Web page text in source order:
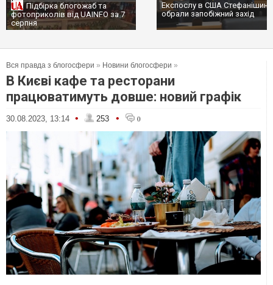
Підбірка блогожаб та
фотоприколів від UAINFO за 7
серпня
Експослу в США
обрали запобіжний захід
Вся правда з блогосфери » Новини блогосфери »
В Києві кафе та ресторани
працюватимуть довше: новий графік
30.08.2023, 13:14 • 253 • 0